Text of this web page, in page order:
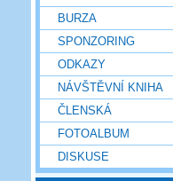
BURZA
SPONZORING
ODKAZY
NÁVŠTĚVNÍ KNIHA
ČLENSKÁ
FOTOALBUM
DISKUSE